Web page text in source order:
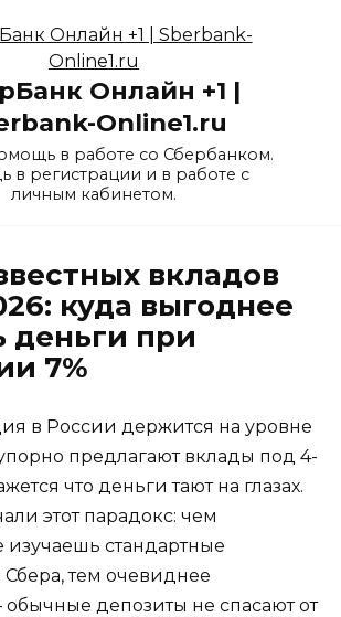
Онлайн +1 |
Online1.ru
в работе со Сбербанком.
в регистрации и в работе с
личным кабинетом.
вкладов
куда выгоднее
деньги при
7%
в России держится на уровне
предлагают вклады под 4-
что деньги тают на глазах.
этот парадокс: чем
изучаешь стандартные
тем очевиднее
депозиты не спасают от